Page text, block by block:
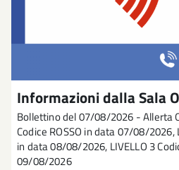
Informazioni dalla Sala
Bollettino del 07/08/2026 - Allerta
Codice ROSSO in data 07/08/2026,
in data 08/08/2026, LIVELLO 3
09/08/2026